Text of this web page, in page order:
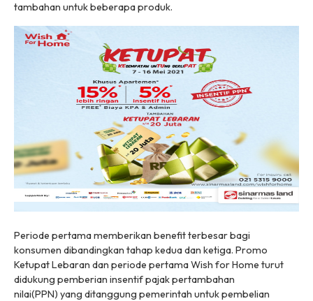
tambahan untuk beberapa produk.
Periode pertama memberikan benefit terbesar bagi
konsumen dibandingkan tahap kedua dan ketiga. Promo
Ketupat Lebaran dan periode pertama Wish for Home turut
didukung pemberian insentif pajak pertambahan
nilai(PPN) yang ditanggung pemerintah untuk pembelian